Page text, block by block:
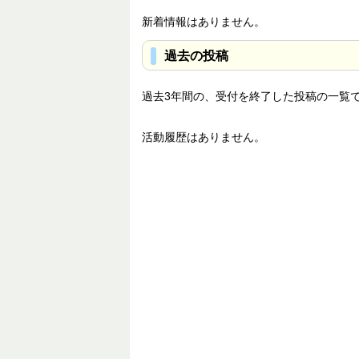
新着情報はありません。
過去の投稿
過去3年間の、受付を終了した投稿の一覧
活動履歴はありません。